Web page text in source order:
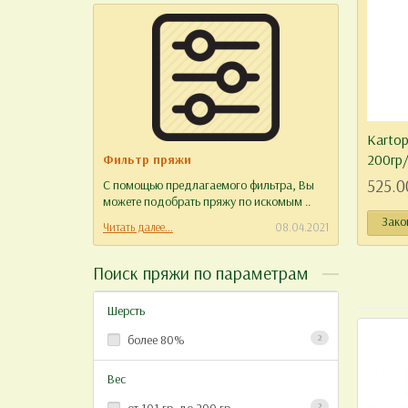
Фильтр пряжи
С помощью предлагаемого фильтра, Вы
можете подобрать пряжу по искомым ..
Читать далее... 08.04.2021 Читать
Поиск пряжи по параметрам
Шерсть
более 80%
2
Вес